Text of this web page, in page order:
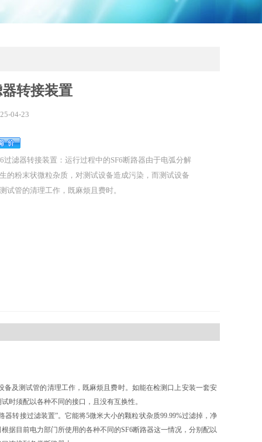
器转接装置
04-23
过滤器转接装置：运行过程中的SF6断路器由于电弧分解
的粉末状微粒杂质，对测试设备造成污染，而测试设备
试管的清理工作，既麻烦且费时。
及测试管的清理工作，既麻烦且费时。如能在检测口上安装一套安
时须配以各种不同的接口，且没有互换性。
转接过滤装置”。它能将5微米大小的颗粒状杂质99.99%过滤掉，净
据目前电力部门所使用的各种不同的SF6断路器这一情况，分别配以